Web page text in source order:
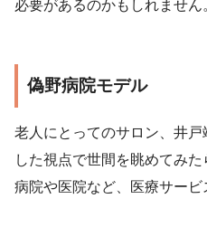
必要があるのかもしれません
偽野病院モデル
老人にとってのサロン、井
した視点で世間を眺めてみ
病院や医院など、医療サービ